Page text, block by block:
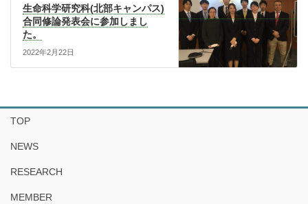
生命科学研究科(北部キャンパス)
合同修論発表会に参加しまし
た。
2022年2月22日
TOP
NEWS
RESEARCH
MEMBER